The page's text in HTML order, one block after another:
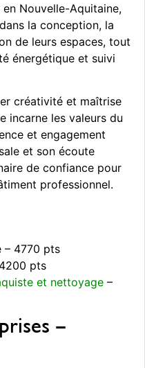
Nouvelle-Aquitaine,
la conception, la
de leurs espaces, tout
énergétique et suivi
créativité et maîtrise
incarne les valeurs du
et engagement
et son écoute
de confiance pour
professionnel.
– 4770 pts
pts
et nettoyage–
–